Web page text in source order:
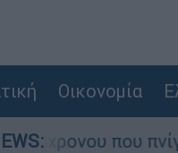
Οικονομία
που πνίγηκε